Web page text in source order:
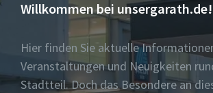
Willkommen bei unsergarath.de!
Hier finden Sie aktuelle
Veranstaltungen und Neuigkeiten
Stadtteil. Doch das Besondere an